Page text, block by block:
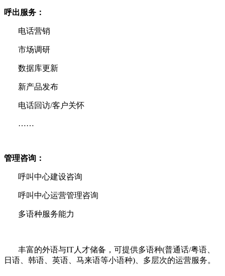
呼出服务：
电话营销
市场调研
数据库更新
新产品发布
电话回访/客户关怀
……
管理咨询：
呼叫中心建设咨询
呼叫中心运营管理咨询
多语种服务能力
丰富的外语与IT人才储备，可提供多语种(普通话/粤语、
日语、韩语、英语、马来语等小语种)、多层次的运营服务。